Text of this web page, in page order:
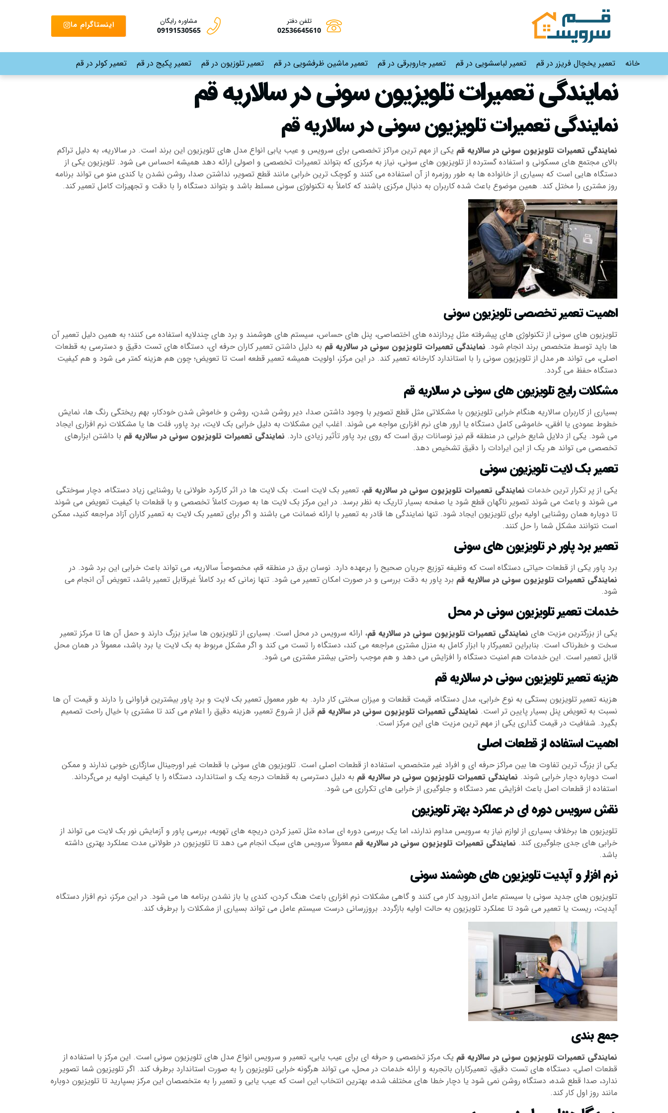
تلفن دفتر
02536645610
مشاوره رایگان
09191530565 اینستاگرام ما
خانه تعمیر یخچال فریزر در قم تعمیر لباسشویی در قم تعمیر جاروبرقی در قم تعمیر ماشین ظرفشویی در قم تعمیر تلوزیون در قم تعمیر پکیج در قم تعمیر کولر در قم
نمایندگی تعمیرات تلویزیون سونی در سالاریه قم
نمایندگی تعمیرات تلویزیون سونی در سالاریه قم
نمایندگی تعمیرات تلویزیون سونی در سالاریه قم یکی از مهم ترین مراکز تخصصی برای سرویس و عیب یابی انواع مدل های تلویزیون این برند است. در سالاریه، به دلیل تراکم
بالای مجتمع های مسکونی و استفاده گسترده از تلویزیون های سونی، نیاز به مرکزی که بتواند تعمیرات تخصصی و اصولی ارائه دهد همیشه احساس می شود. تلویزیون یکی از
دستگاه هایی است که بسیاری از خانواده ها به طور روزمره از آن استفاده می کنند و کوچک ترین خرابی مانند قطع تصویر، نداشتن صدا، روشن نشدن یا کندی منو می تواند برنامه
روز مشتری را مختل کند. همین موضوع باعث شده کاربران به دنبال مرکزی باشند که کاملاً به تکنولوژی سونی مسلط باشد و بتواند دستگاه را با دقت و تجهیزات کامل تعمیر کند.
اهمیت تعمیر تخصصی تلویزیون سونی
تلویزیون های سونی از تکنولوژی های پیشرفته مثل پردازنده های اختصاصی، پنل های حساس، سیستم های هوشمند و برد های چندلایه استفاده می کنند؛ به همین دلیل تعمیر آن
ها باید توسط متخصص برند انجام شود. نمایندگی تعمیرات تلویزیون سونی در سالاریه قم به دلیل داشتن تعمیر کاران حرفه ای، دستگاه های تست دقیق و دسترسی به قطعات
اصلی، می تواند هر مدل از تلویزیون سونی را با استاندارد کارخانه تعمیر کند. در این مرکز، اولویت همیشه تعمیر قطعه است تا تعویض؛ چون هم هزینه کمتر می شود و هم کیفیت
دستگاه حفظ می گردد.
مشکلات رایج تلویزیون های سونی در سالاریه قم
بسیاری از کاربران سالاریه هنگام خرابی تلویزیون با مشکلاتی مثل قطع تصویر با وجود داشتن صدا، دیر روشن شدن، روشن و خاموش شدن خودکار، بهم ریختگی رنگ ها، نمایش
خطوط عمودی یا افقی، خاموشی کامل دستگاه یا ارور های نرم افزاری مواجه می شوند. اغلب این مشکلات به دلیل خرابی بک لایت، برد پاور، فلت ها یا مشکلات نرم افزاری ایجاد
می شود. یکی از دلایل شایع خرابی در منطقه قم نیز نوسانات برق است که روی برد پاور تأثیر زیادی دارد. نمایندگی تعمیرات تلویزیون سونی در سالاریه قم با داشتن ابزارهای
تخصصی می تواند هر یک از این ایرادات را دقیق تشخیص دهد.
تعمیر بک لایت تلویزیون سونی
یکی از پر تکرار ترین خدمات نمایندگی تعمیرات تلویزیون سونی در سالاریه قم، تعمیر بک لایت است. بک لایت ها در اثر کارکرد طولانی یا روشنایی زیاد دستگاه، دچار سوختگی
می شوند و باعث می شوند تصویر ناگهان قطع شود یا صفحه بسیار تاریک به نظر برسد. در این مرکز بک لایت ها به صورت کاملاً تخصصی و با قطعات با کیفیت تعویض می شوند
تا دوباره همان روشنایی اولیه برای تلویزیون ایجاد شود. تنها نمایندگی ها قادر به تعمیر با ارائه ضمانت می باشند و اگر برای تعمیر بک لایت به تعمیر کاران آزاد مراجعه کنید، ممکن
است نتوانند مشکل شما را حل کنند.
تعمیر برد پاور در تلویزیون های سونی
برد پاور یکی از قطعات حیاتی دستگاه است که وظیفه توزیع جریان صحیح را برعهده دارد. نوسان برق در منطقه قم، مخصوصاً سالاریه، می تواند باعث خرابی این برد شود. در
نمایندگی تعمیرات تلویزیون سونی در سالاریه قم برد پاور به دقت بررسی و در صورت امکان تعمیر می شود. تنها زمانی که برد کاملاً غیرقابل تعمیر باشد، تعویض آن انجام می
شود.
خدمات تعمیر تلویزیون سونی در محل
یکی از بزرگترین مزیت های نمایندگی تعمیرات تلویزیون سونی در سالاریه قم، ارائه سرویس در محل است. بسیاری از تلویزیون ها سایز بزرگ دارند و حمل آن ها تا مرکز تعمیر
سخت و خطرناک است. بنابراین تعمیرکار با ابزار کامل به منزل مشتری مراجعه می کند، دستگاه را تست می کند و اگر مشکل مربوط به بک لایت یا برد باشد، معمولاً در همان محل
قابل تعمیر است. این خدمات هم امنیت دستگاه را افزایش می دهد و هم موجب راحتی بیشتر مشتری می شود.
هزینه تعمیر تلویزیون سونی در سالاریه قم
هزینه تعمیر تلویزیون بستگی به نوع خرابی، مدل دستگاه، قیمت قطعات و میزان سختی کار دارد. به طور معمول تعمیر بک لایت و برد پاور بیشترین فراوانی را دارند و قیمت آن ها
نسبت به تعویض پنل بسیار پایین تر است. نمایندگی تعمیرات تلویزیون سونی در سالاریه قم قبل از شروع تعمیر، هزینه دقیق را اعلام می کند تا مشتری با خیال راحت تصمیم
بگیرد. شفافیت در قیمت گذاری یکی از مهم ترین مزیت های این مرکز است.
اهمیت استفاده از قطعات اصلی
یکی از بزرگ ترین تفاوت ها بین مراکز حرفه ای و افراد غیر متخصص، استفاده از قطعات اصلی است. تلویزیون های سونی با قطعات غیر اورجینال سازگاری خوبی ندارند و ممکن
است دوباره دچار خرابی شوند. نمایندگی تعمیرات تلویزیون سونی در سالاریه قم به دلیل دسترسی به قطعات درجه یک و استاندارد، دستگاه را با کیفیت اولیه بر می‌گرداند.
استفاده از قطعات اصل باعث افزایش عمر دستگاه و جلوگیری از خرابی های تکراری می شود.
نقش سرویس دوره ای در عملکرد بهتر تلویزیون
تلویزیون ها برخلاف بسیاری از لوازم نیاز به سرویس مداوم ندارند، اما یک بررسی دوره ای ساده مثل تمیز کردن دریچه های تهویه، بررسی پاور و آزمایش نور بک لایت می تواند از
خرابی های جدی جلوگیری کند. نمایندگی تعمیرات تلویزیون سونی در سالاریه قم معمولاً سرویس های سبک انجام می دهد تا تلویزیون در طولانی مدت عملکرد بهتری داشته
باشد.
نرم افزار و آپدیت تلویزیون های هوشمند سونی
تلویزیون های جدید سونی با سیستم عامل اندروید کار می کنند و گاهی مشکلات نرم افزاری باعث هنگ کردن، کندی یا باز نشدن برنامه ها می شود. در این مرکز، نرم افزار دستگاه
آپدیت، ریست یا تعمیر می شود تا عملکرد تلویزیون به حالت اولیه بازگردد. بروزرسانی درست سیستم عامل می تواند بسیاری از مشکلات را برطرف کند.
جمع بندی
نمایندگی تعمیرات تلویزیون سونی در سالاریه قم یک مرکز تخصصی و حرفه ای برای عیب یابی، تعمیر و سرویس انواع مدل های تلویزیون سونی است. این مرکز با استفاده از
قطعات اصلی، دستگاه های تست دقیق، تعمیرکاران باتجربه و ارائه خدمات در محل، می تواند هرگونه خرابی تلویزیون را به صورت استاندارد برطرف کند. اگر تلویزیون شما تصویر
ندارد، صدا قطع شده، دستگاه روشن نمی شود یا دچار خطا های مختلف شده، بهترین انتخاب این است که عیب یابی و تعمیر را به متخصصان این مرکز بسپارید تا تلویزیون دوباره
مانند روز اول کار کند.